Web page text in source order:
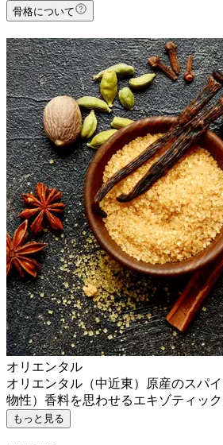
骨格について
オリエンタル
オリエンタル（中近東）原産のスパ
物性）香料を思わせるエキゾティッ
もっと見る